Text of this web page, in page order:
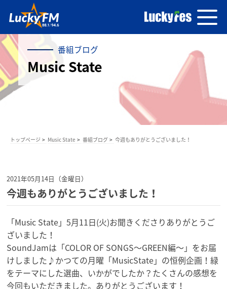
番組ブログ
Music State
トップページ Music State 番組ブログ 今週もありがとうございました！
2021年05月14日（金曜日）
今週もありがとうございました！
「Music State」5月11日(火)お聞きくださりありがとうご
ざいました！
SoundJamは「COLOR OF SONGS～GREEN編～」をお届
けしました♪かつての月曜「MusicState」の恒例企画！緑
をテーマにした選曲、 いかがでしたか？たくさんの感想を
今回もいただきました。 ありがとうございます！